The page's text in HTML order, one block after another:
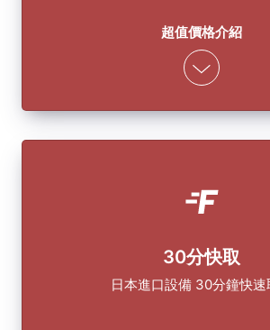
超值價格介紹
30分快取
日本進口設備 30分鐘快速